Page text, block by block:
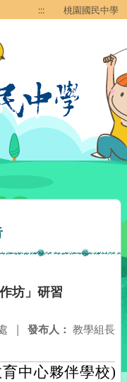
::: 桃園國民中學
坊」研習
發布人： 教學組長
|
中心夥伴學校)